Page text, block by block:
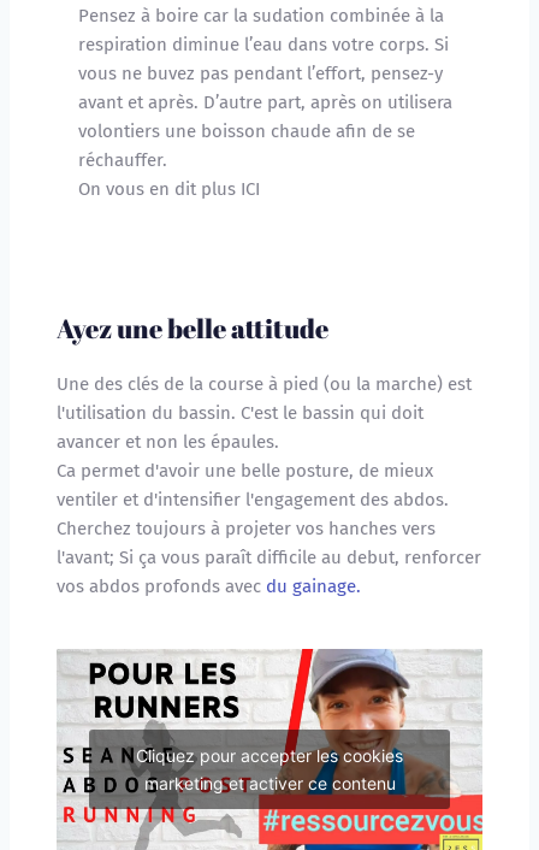
Pensez à boire car la sudation combinée à la
respiration diminue l’eau dans votre corps. Si
vous ne buvez pas pendant l’effort, pensez-y
avant et après. D’autre part, après on utilisera
volontiers une boisson chaude afin de se
réchauffer.
On vous en dit plus ICI
Ayez une belle attitude
Une des clés de la course à pied (ou la marche) est
l'utilisation du bassin. C'est le bassin qui doit
avancer et non les épaules.
Ca permet d'avoir une belle posture, de mieux
ventiler et d'intensifier l'engagement des abdos.
Cherchez toujours à projeter vos hanches vers
l'avant; Si ça vous paraît difficile au debut, renforcer
vos abdos profonds avec du gainage.
Cliquez pour accepter les cookies
marketing et activer ce contenu